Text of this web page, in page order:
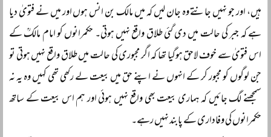
ہیں، اور جو نہیں جانتے وہ جان لیں کہ میں مالک بن انس ہوں اور میں نے فتویٰ دیا
ہے کہ جبر کی حالت میں دی گئی طلاق واقع نہیں ہوتی۔ حکمرانوں کو امام مالکؒ کے
اس فتویٰ سے خوف لاحق ہوگیا تھا کہ اگر مجبوری کی حالت میں طلاق واقع نہیں ہوتی تو
جن لوگوں کو مجبور کر کے انہوں نے اپنے حق میں بیعت لے رکھی تھی کہیں وہ یہ نہ
سمجھنے لگ جائیں کہ ہماری بیعت بھی واقع نہیں ہوئی اور ہم اس بیعت کے ساتھ
حکمرانوں کی وفاداری کے پابند نہیں رہے۔